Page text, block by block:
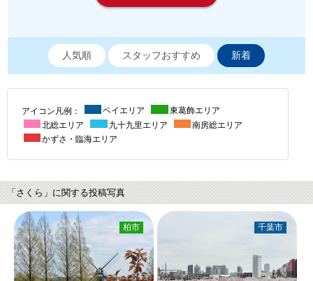
人気順 スタッフおすすめ 新着
アイコン凡例： ベイエリア
東葛飾エリア
北総エリア
九十九里エリア
南房総エリア
かずさ・臨海エリア
「さくら」に関する投稿写真
柏市 千葉市